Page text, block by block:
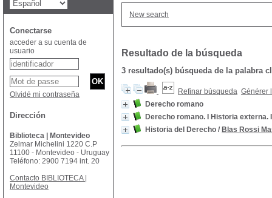
New search
Resultado de la búsqueda
3 resultado(s) búsqueda de la palabra
Refinar búsqueda Générer
Derecho romano
Derecho romano. I Historia externa.
Historia del Derecho / Blas Rossi
Conectarse
acceder a su cuenta de
usuario
Olvidé mi contraseña
Dirección
Biblioteca | Montevideo
Zelmar Michelini 1220 C.P
11100 - Montevideo - Uruguay
Teléfono: 2900 7194 int. 20
Contacto BIBLIOTECA |
Montevideo